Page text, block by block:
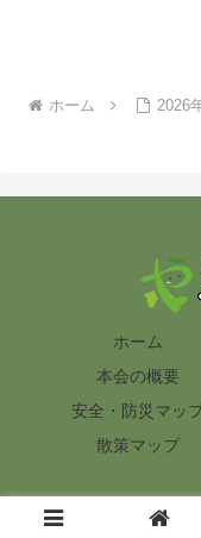
ホーム 2026
ホーム
本会の概要
安全・防災マッ
散策マップ
© 2012 い